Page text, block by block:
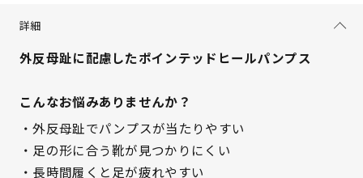
詳細
外反母趾に配慮したポインテッドヒールパンプス
こんなお悩みありませんか？
・外反母趾でパンプスが当たりやすい
・足の形に合う靴が見つかりにくい
・長時間履くと足が疲れやすい